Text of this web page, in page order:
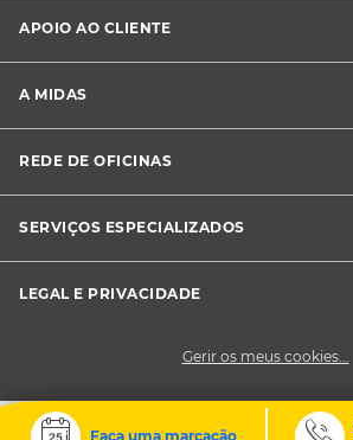
Franchising Midas
APOIO AO CLIENTE
Livro de Reclamações
Canal de Denúncias
Perguntas Frequentes
A MIDAS
Sustentabilidade
Notícias Midas
REDE DE OFICINAS
SERVIÇOS ESPECIALIZADOS
LEGAL E PRIVACIDADE
Cookies
Gerir os meus cookies...
Faça uma marcação